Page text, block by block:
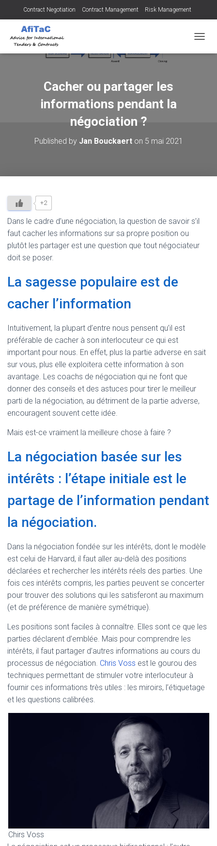
Contract Negotiation Contract Management Risk Management
Tendering for Contracts
Cacher ou partager les
informations pendant la
négociation ?
Published by Jan Bouckaerton 5 mai 2021
+2
Dans le cadre d’une négociation, la question de savoir s’il
faut cacher les informations sur sa propre position ou
plutôt les partager est une question que tout négociateur
doit se poser.
La sagesse populaire est de
cacher l’information
Intuitivement, la plupart d’entre nous pensent qu’il est
préférable de cacher à son interlocuteur ce qui est
important pour nous. En effet, plus la partie adverse en sait
sur vous, plus elle exploitera cette information à son
avantage. Les coachs de négociation qui ne font que
donner des conseils et des astuces pour tirer le meilleur
parti de la négociation, au détriment de la partie adverse,
encouragent souvent cette idée.
Mais est-ce vraiment la meilleure chose à faire ?
La négociation basée sur les
intérêts : l’étape initiale est le
partage de l’information pendant
la négociation.
Dans la négociation fondée sur les intérêts, dont le modèle
est celui de Harvard, il faut aller au-delà des positions
déclarées et rechercher les intérêts réels des parties. Une
fois ces intérêts compris, les parties peuvent se concerter
pour trouver des solutions qui les satisferont au maximum
(et de préférence de manière symétrique).
Les positions sont faciles à connaître. Elles sont ce que les
parties déclarent d’emblée. Mais pour comprendre les
intérêts, il faut partager d’autres informations au cours du
processus de négociation. Chris Voss est le gourou des
techniques permettant de stimuler votre interlocuteur à
fournir ces informations très utiles : les miroirs, l’étiquetage
et les questions calibrées.
Chirs Voss